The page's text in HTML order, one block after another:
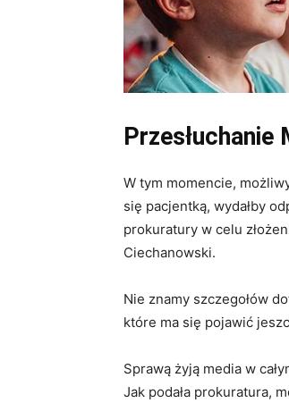
Przesłuchanie
W tym momencie,
się pacjentką, wydałby
prokuratury w celu
Ciechanowski.
Nie znamy szczegołów
które ma się pojawić
Sprawą żyją media w
Jak podała prokuratura,